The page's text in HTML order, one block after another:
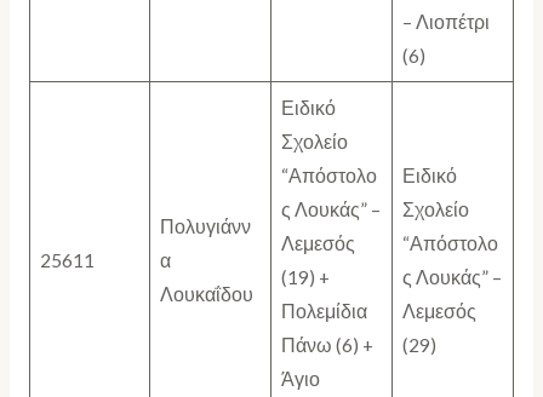
– Λιοπέτρι
(6)
25611
Πολυγιάνν
α
Λουκαΐδου
Ειδικό
Σχολείο
“Απόστολο
ς Λουκάς” –
Λεμεσός
(19) +
Πολεμίδια
Πάνω (6) +
Άγιο
Ειδικό
Σχολείο
“Απόστολο
ς Λουκάς” –
Λεμεσός
(29)